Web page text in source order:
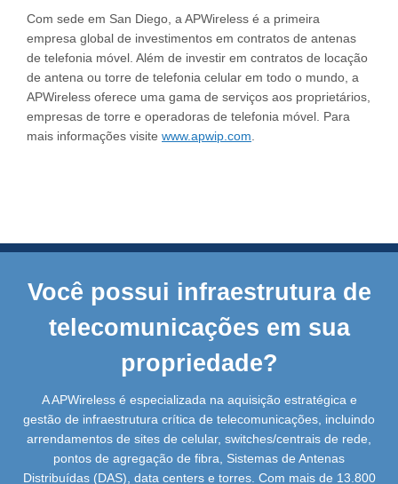
Com sede em San Diego, a APWireless é a primeira
empresa global de investimentos em contratos de antenas
de telefonia móvel. Além de investir em contratos de locação
de antena ou torre de telefonia celular em todo o mundo, a
APWireless oferece uma gama de serviços aos proprietários,
empresas de torre e operadoras de telefonia móvel. Para
mais informações visite www.apwip.com
Você possui infraestrutura de
telecomunicações em sua
propriedade?
A APWireless é especializada na aquisição estratégica e
gestão de infraestrutura crítica de telecomunicações, incluindo
arrendamentos de sites de celular, switches/centrais de rede,
pontos de agregação de fibra, Sistemas de Antenas
Distribuídas (DAS), data centers e torres. Com mais de 13.800